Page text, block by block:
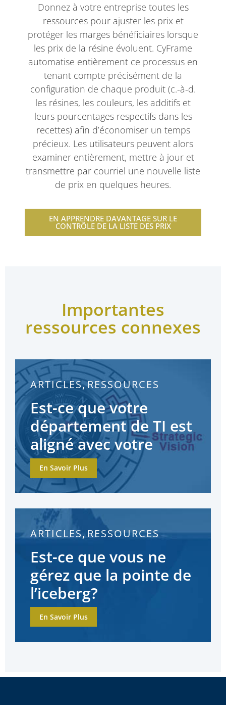
Donnez à votre entreprise toutes les
ressources pour ajuster les prix et
protéger les marges bénéficiaires lorsque
les prix de la résine évoluent. CyFrame
automatise entièrement ce processus en
tenant compte précisément de la
configuration de chaque produit (c.-à-d.
les résines, les couleurs, les additifs et
leurs pourcentages respectifs dans les
recettes) afin d’économiser un temps
précieux. Les utilisateurs peuvent alors
examiner entièrement, mettre à jour et
transmettre par courriel une nouvelle liste
de prix en quelques heures.
EN APPRENDRE DAVANTAGE SUR LE
CONTRÔLE DE LA LISTE DES PRIX
Importantes
ressources connexes
ARTICLES,RESSOURCES
Est-ce que votre
département de TI est
aligné avec votre
direction stratégique?
En Savoir Plus
ARTICLES,RESSOURCES
Est-ce que vous ne
gérez que la pointe de
l’iceberg?
En Savoir Plus